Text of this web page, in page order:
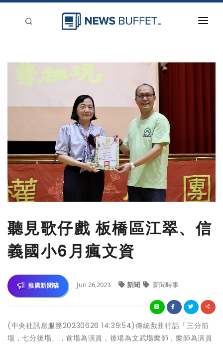
新聞稿分類
登入
刊登
聽見歌仔戲 板橋區江翠、信
義國小6月瘋文資
推廣新聞稿 Jun 26,2023 新聞 新聞時事
(中央社訊息服務20230626 14:39:54)傳統戲曲行話「三分前
場，七分後場」，前場為演員，後場為文武場樂師，樂師為演員